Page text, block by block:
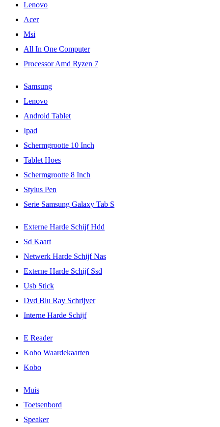
Lenovo
Acer
Msi
All In One Computer
Processor Amd Ryzen 7
Samsung
Lenovo
Android Tablet
Ipad
Schermgrootte 10 Inch
Tablet Hoes
Schermgrootte 8 Inch
Stylus Pen
Serie Samsung Galaxy Tab S
Externe Harde Schijf Hdd
Sd Kaart
Netwerk Harde Schijf Nas
Externe Harde Schijf Ssd
Usb Stick
Dvd Blu Ray Schrijver
Interne Harde Schijf
E Reader
Kobo Waardekaarten
Kobo
Muis
Toetsenbord
Speaker